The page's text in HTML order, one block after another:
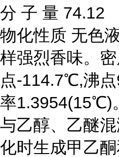
分 子 量 74.12
物化性质 无色
样强烈香味。
点-114.7℃,沸
率1.3954(15℃)
与乙醇、乙醚
化时生成甲乙酮